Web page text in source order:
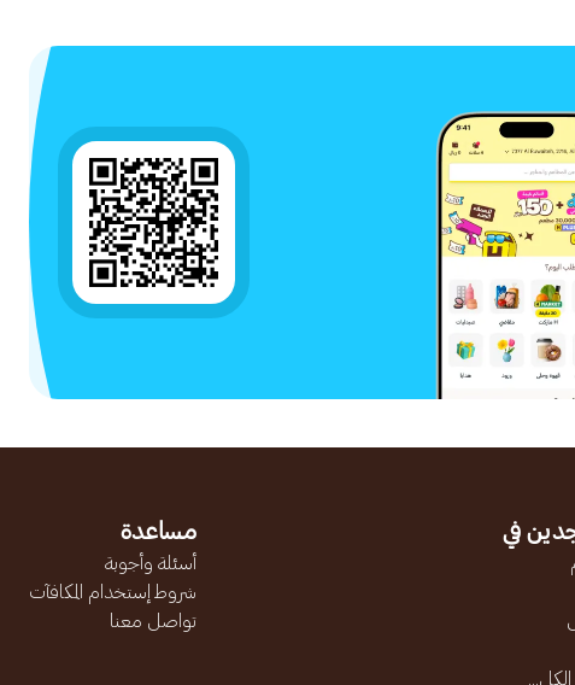
في مساعدة
أسئلة وأجوبة
شروط إستخدام المكافآت
تواصل معنا